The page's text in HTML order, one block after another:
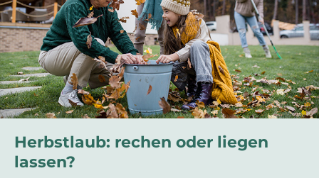
Herbstlaub: rechen oder liegen
lassen?